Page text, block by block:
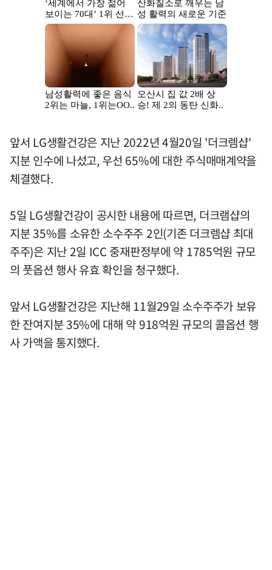
앞서 LG생활건강은 지난 2022년 4월20일 '더크렘샵'
지분 인수에 나섰고, 우선 65%에 대한 주식매매계약을
체결했다.
5일 LG생활건강이 공시한 내용에 따르면, 더크램샵의
지분 35%를 소유한 소수주주 2인(기존 더크렘샵 최대
주주)은 지난 2일 ICC 중재판정부에 약 1785억원 규모
의 풋옵션 행사 유효 확인을 청구했다.
앞서 LG생활건강은 지난해 11월29일 소수주주가 보유
한 잔여지분 35%에 대해 약 918억원 규모의 콜옵션 행
사 가액을 통지했다.